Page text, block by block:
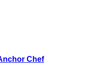
Chef